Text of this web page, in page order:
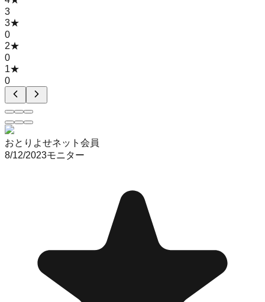
3
3★
0
2★
0
1★
0
おとりよせネット会員
8/12/2023モニター